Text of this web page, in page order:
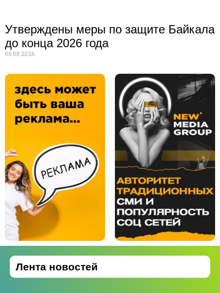
Утверждены меры по защите Байкала
до конца 2026 года
06.08.2026
Лента новостей